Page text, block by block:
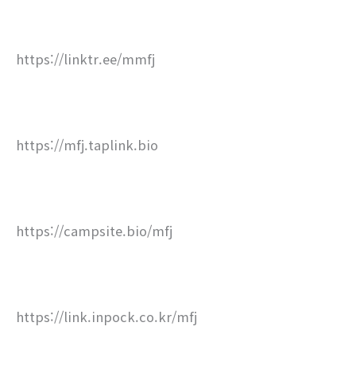
https://linktr.ee/mmfj
https://mfj.taplink.bio
https://campsite.bio/mfj
https://link.inpock.co.kr/mfj